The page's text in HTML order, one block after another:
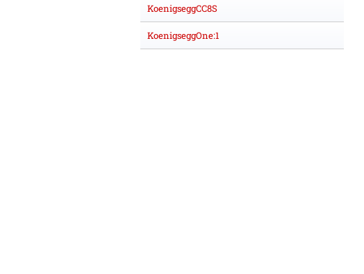
KoenigseggCC8S
KoenigseggOne:1